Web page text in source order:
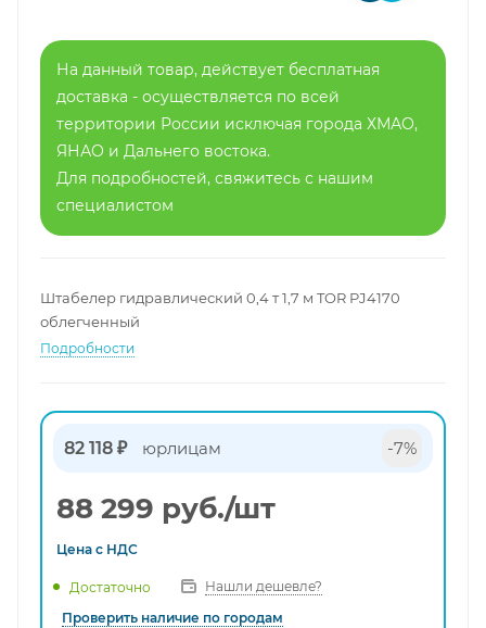
На данный товар, действует бесплатная
доставка - осуществляется по всей
территории России исключая города ХМАО,
ЯНАО и Дальнего востока.
Для подробностей, свяжитесь с нашим
специалистом
Штабелер гидравлический 0,4 т 1,7 м TOR PJ4170
облегченный
Подробности
82 118 ₽ юрлицам -7%
88 299 руб./шт
Цена с НДС
Достаточно
Нашли дешевле?
Проверить наличие по городам